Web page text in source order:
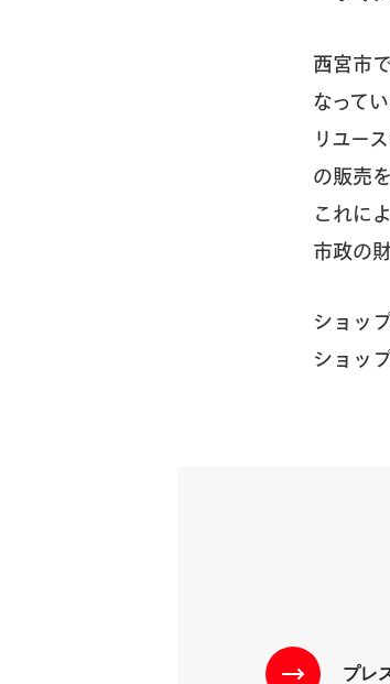
西宮市
なって
リユー
の販売
これに
市政の
ショッ
ショッ
プレ